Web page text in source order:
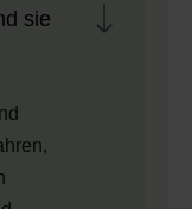
sie